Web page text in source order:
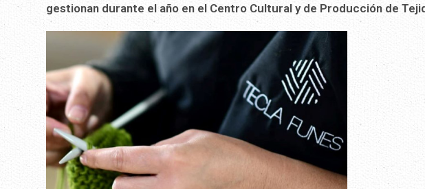
gestionan durante el año en el Centro Cultural y de Producción de